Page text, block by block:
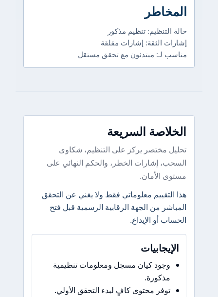
المخاطر
حالة التنظيم: تنظيم مذكور
إشارات الثقة: إشارات مقلقة
مناسب لـ: مبتدئون مع تحقق مستقل
الخلاصة السريعة
تحليل مختصر يركز على التنظيم، شكاوى
السحب، إشارات الخطر، والحكم النهائي على
مستوى الأمان.
هذا التقييم معلوماتي فقط ولا يغني عن التحقق
المباشر من الجهة الرقابية الرسمية قبل فتح
الحساب أو الإيداع.
الإيجابيات
وجود كيان مسجل ومعلومات تنظيمية
مذكورة.
توفر محتوى كافٍ لبدء التحقق الأولي.